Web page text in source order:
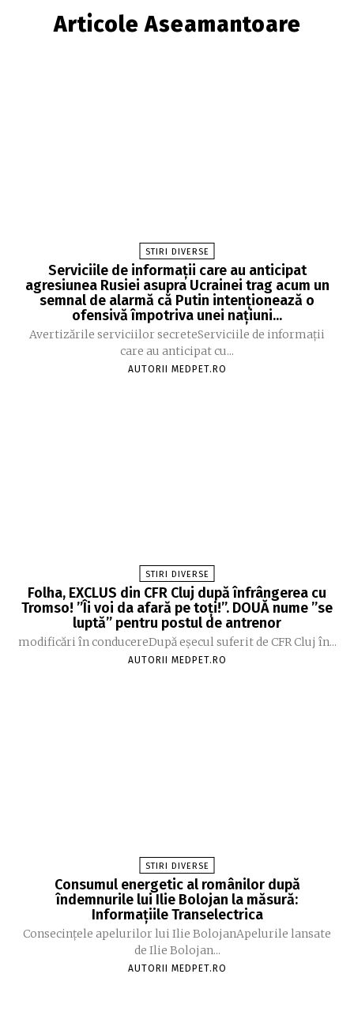
Articole Aseamantoare
STIRI DIVERSE
Serviciile de informații care au anticipat
agresiunea Rusiei asupra Ucrainei trag acum un
semnal de alarmă că Putin intenționează o
ofensivă împotriva unei națiuni...
Avertizările serviciilor secreteServiciile de informații
care au anticipat cu...
AUTORII MEDPET.RO
STIRI DIVERSE
Folha, EXCLUS din CFR Cluj după înfrângerea cu
Tromso! ”Îi voi da afară pe toți!”. DOUĂ nume ”se
luptă” pentru postul de antrenor
modificări în conducereDupă eșecul suferit de CFR Cluj în...
AUTORII MEDPET.RO
STIRI DIVERSE
Consumul energetic al românilor după
îndemnurile lui Ilie Bolojan la măsură:
Informațiile Transelectrica
Consecințele apelurilor lui Ilie BolojanApelurile lansate
de Ilie Bolojan...
AUTORII MEDPET.RO